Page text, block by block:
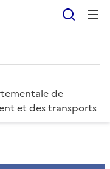
de
et des transports